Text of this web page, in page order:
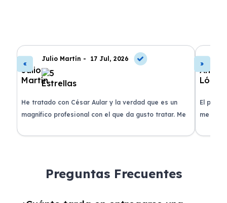
Julio Martín - 17 Jul, 2026
He tratado con César Aular y la verdad que es un
magnífico profesional con el que da gusto tratar. Me
recomiendo un montón, muchas gracias!
El
me
plazo
Preguntas Frecuentes